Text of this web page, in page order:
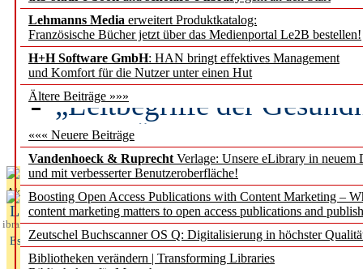
Lehmanns Media erweitert Produktkatalog:
Französische Bücher jetzt über das Medienportal Le2B bestellen!
H+H Software GmbH: HAN bringt effektives Management
und Komfort für die Nutzer unter einen Hut
Ältere Beiträge »»»
««« Neuere Beiträge
Vandenhoeck & Ruprecht Verlage: Unsere eLibrary in neuem
und mit verbesserter Benutzeroberfläche!
Boosting Open Access Publications with Content Marketing –
content marketing matters to open access publications and
Zeutschel Buchscanner OS Q: Digitalisierung in höchster
Bibliotheken verändern | Transforming Libraries
Künstliche Intelligenz
besser zu verstehen
„Leitbegriffe der
des BIÖG erscheinen
Aktuelles aus
L
ibrary
Essentials